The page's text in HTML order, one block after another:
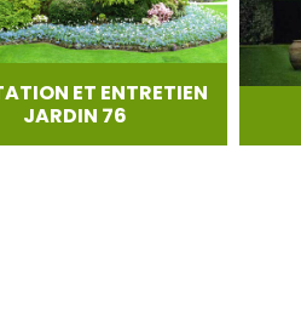
ET ENTRETIEN
JARDIN 76